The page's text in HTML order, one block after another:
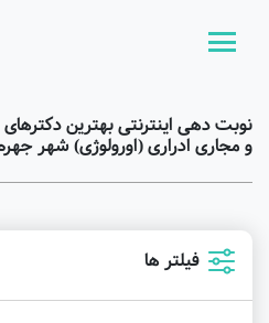
نوبت دهی اینترنتی بهترین
و مجاری ادراری (اورولوژی) شهر
فیلتر ها